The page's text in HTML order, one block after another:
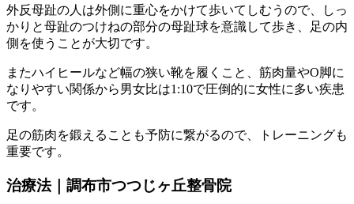
外反母趾の人は外側に重心をかけて歩いてしむうので、しっ
かりと母趾のつけねの部分の母趾球を意識して歩き、足の内
側を使うことが大切です。
またハイヒールなど幅の狭い靴を履くこと、筋肉量やO脚に
なりやすい関係から男女比は1:10で圧倒的に女性に多い疾患
です。
足の筋肉を鍛えることも予防に繋がるので、トレーニングも
重要です。
治療法｜調布市つつじヶ丘整骨院